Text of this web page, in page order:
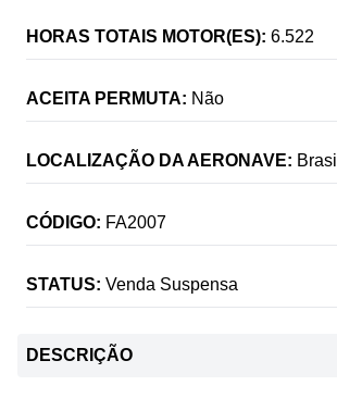
HORAS TOTAIS MOTOR(ES): 6.522
ACEITA PERMUTA: Não
LOCALIZAÇÃO DA AERONAVE: Brasil
CÓDIGO: FA2007
STATUS: Venda Suspensa
DESCRIÇÃO